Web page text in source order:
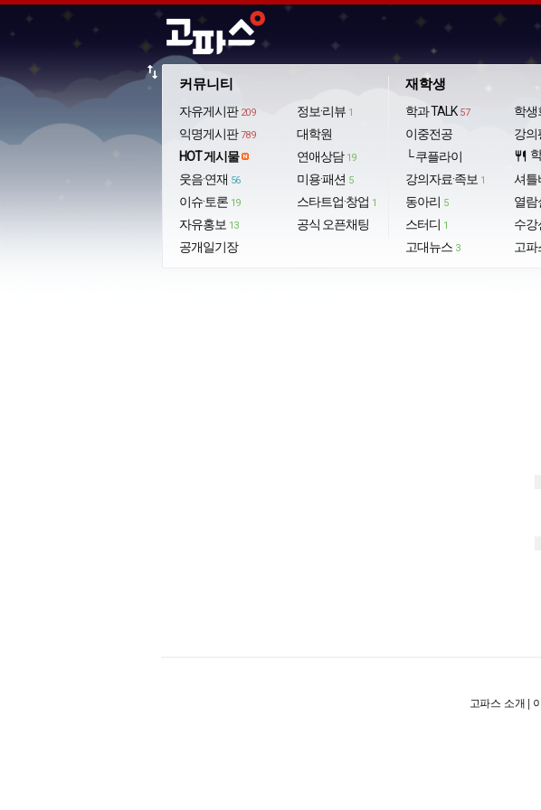
커뮤니티
자유게시판 209
익명게시판 789
HOT 게시물
웃음·연재 56
이슈·토론 19
자유홍보 13
공개일기장
정보·리뷰 1
대학원
연애상담 19
미용·패션 5
스타트업·창업 1
공식 오픈채팅
재학생
학과 TALK 57
이중전공
└ 쿠플라이
강의자료·족보 1
동아리 5
스터디 1
고대뉴스 3
학생
강의
restaurant
셔틀
열람
수강
고파
import_export
고파스 소개